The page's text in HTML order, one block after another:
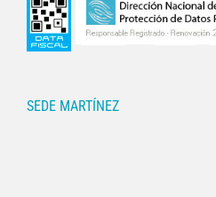
SEDE MARTÍNEZ